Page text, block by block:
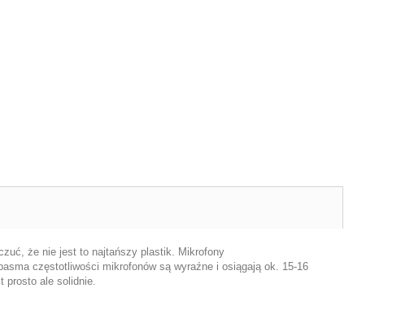
że nie jest to najtańszy plastik.
Mikrofony
częstotliwości mikrofonów są wyraźne i osiągają ok. 15-16
prosto ale solidnie.